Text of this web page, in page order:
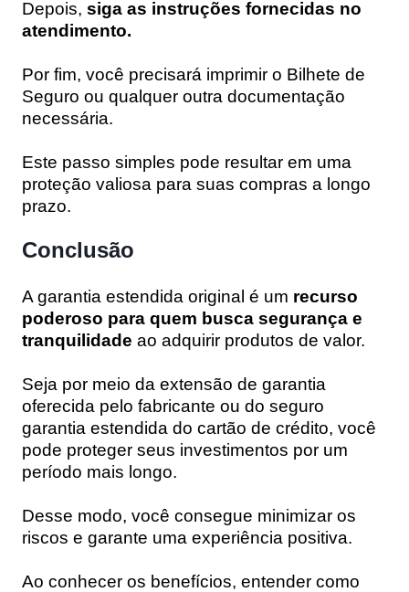
Depois, siga as instruções fornecidas no
atendimento.
Por fim, você precisará imprimir o Bilhete de
Seguro ou qualquer outra documentação
necessária.
Este passo simples pode resultar em uma
proteção valiosa para suas compras a longo
prazo.
Conclusão
A garantia estendida original é um recurso
poderoso para quem busca segurança e
tranquilidade ao adquirir produtos de valor.
Seja por meio da extensão de garantia
oferecida pelo fabricante ou do seguro
garantia estendida do cartão de crédito, você
pode proteger seus investimentos por um
período mais longo.
Desse modo, você consegue minimizar os
riscos e garante uma experiência positiva.
Ao conhecer os benefícios, entender como